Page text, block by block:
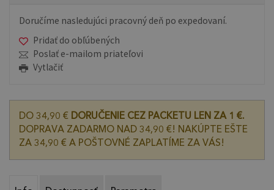
Doručíme nasledujúci pracovný deň po expedovaní.
Pridať do obľúbených
Poslať e-mailom priateľovi
Vytlačiť
DO 34,90 € DORUČENIE CEZ PACKETU LEN ZA 1 €.
DOPRAVA ZADARMO NAD 34,90 €! NAKÚPTE EŠTE
ZA 34,90 € A POŠTOVNÉ ZAPLATÍME ZA VÁS!